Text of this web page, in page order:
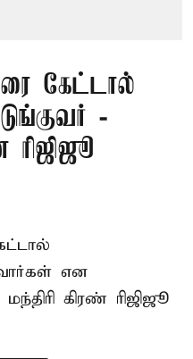
கேட்டால்
-
ரிஜிஜூ
என
கிரண் ரிஜிஜூ